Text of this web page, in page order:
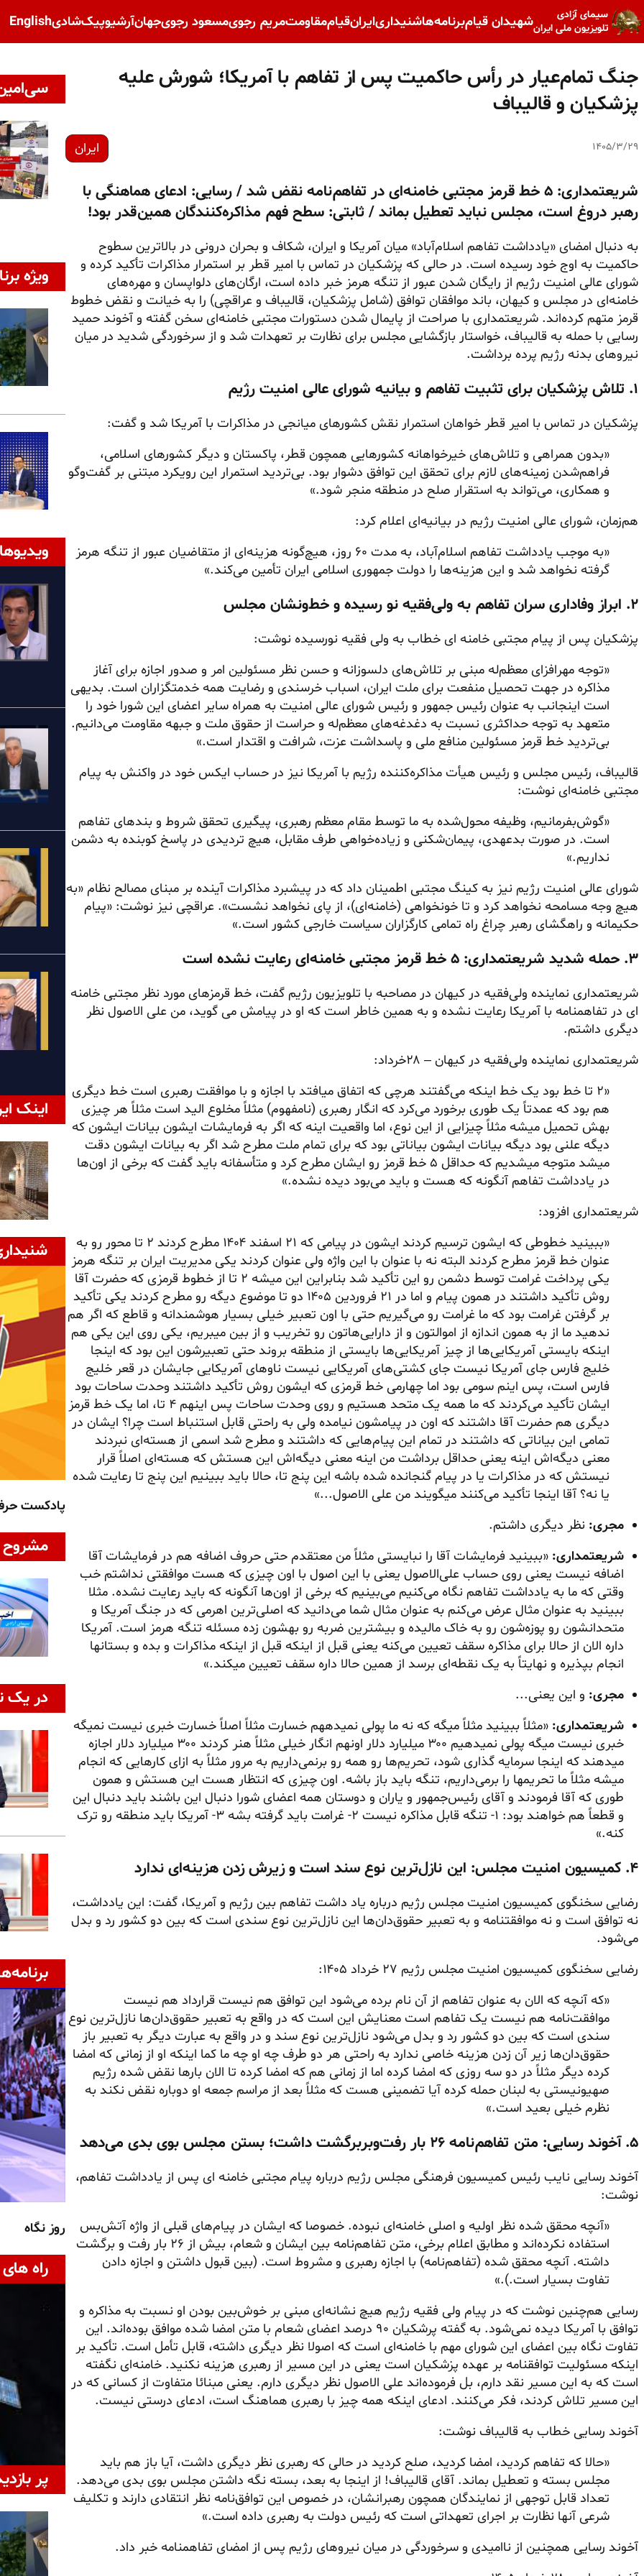
سیمای آزادی
تلویزیون ملی ایرانشهیدان قیامبرنامه‌هاشنیداریایرانقیاممقاومتمریم رجویمسعود رجویجهانآرشیوپیک‌شادیEnglish
جنگ تمام‌عیار در رأس حاکمیت پس از تفاهم با آمریکا؛ شورش علیه
پزشکیان و قالیباف
۱۴۰۵/۳/۲۹ ایران
شریعتمداری: ۵ خط قرمز مجتبی خامنه‌ای در تفاهم‌نامه نقض شد / رسایی: ادعای هماهنگی با
رهبر دروغ است، مجلس نباید تعطیل بماند / ثابتی: سطح فهم مذاکره‌کنندگان همین‌قدر بود!
به دنبال امضای «یادداشت تفاهم اسلام‌آباد» میان آمریکا و ایران، شکاف و بحران درونی در بالاترین سطوح
حاکمیت به اوج خود رسیده است. در حالی که پزشکیان در تماس با امیر قطر بر استمرار مذاکرات تأکید کرده و
شورای عالی امنیت رژیم از رایگان شدن عبور از تنگه هرمز خبر داده است، ارگان‌های دلواپسان و مهره‌های
خامنه‌ای در مجلس و کیهان، باند موافقان توافق (شامل پزشکیان، قالیباف و عراقچی) را به خیانت و نقض خطوط
قرمز متهم کرده‌اند. شریعتمداری با صراحت از پایمال شدن دستورات مجتبی خامنه‌ای سخن گفته و آخوند حمید
رسایی با حمله به قالیباف، خواستار بازگشایی مجلس برای نظارت بر تعهدات شد و از سرخوردگی شدید در میان
نیروهای بدنه رژیم پرده برداشت.
۱. تلاش پزشکیان برای تثبیت تفاهم و بیانیه شورای عالی امنیت رژیم
پزشکیان در تماس با امیر قطر خواهان استمرار نقش کشورهای میانجی در مذاکرات با آمریکا شد و گفت:
«بدون همراهی و تلاش‌های خیرخواهانه کشورهایی همچون قطر، پاکستان و دیگر کشورهای اسلامی،
فراهم‌شدن زمینه‌های لازم برای تحقق این توافق دشوار بود. بی‌تردید استمرار این رویکرد مبتنی بر گفت‌وگو
و همکاری، می‌تواند به استقرار صلح در منطقه منجر شود.»
هم‌زمان، شورای عالی امنیت رژیم در بیانیه‌ای اعلام کرد:
«به موجب یادداشت تفاهم اسلام‌آباد، به مدت ۶۰ روز، هیچ‌گونه هزینه‌ای از متقاضیان عبور از تنگه هرمز
گرفته نخواهد شد و این هزینه‌ها را دولت جمهوری اسلامی ایران تأمین می‌کند.»
۲. ابراز وفاداری سران تفاهم به ولی‌فقیه نو رسیده و خط‌ونشان مجلس
پزشکیان پس از پیام مجتبی خامنه ای خطاب به ولی فقیه نورسیده نوشت:
«توجه مهرافزای معظم‌له مبنی بر تلاش‌های دلسوزانه و حسن نظر مسئولین امر و صدور اجازه برای آغاز
مذاکره در جهت تحصیل منفعت برای ملت ایران، اسباب خرسندی و رضایت همه خدمتگزاران است. بدیهی
است اینجانب به عنوان رئیس جمهور و رئیس شورای عالی امنیت به همراه سایر اعضای این شورا خود را
متعهد به توجه حداکثری نسبت به دغدغه‌های معظم‌له و حراست از حقوق ملت و جبهه مقاومت می‌دانیم.
بی‌تردید خط قرمز مسئولین منافع ملی و پاسداشت عزت، شرافت و اقتدار است.»
قالیباف، رئیس مجلس و رئیس هیأت مذاکره‌کننده رژیم با آمریکا نیز در حساب ایکس خود در واکنش به پیام
مجتبی خامنه‌ای نوشت:
«گوش‌بفرمانیم، وظیفه محول‌شده به ما توسط مقام معظم رهبری، پیگیری تحقق شروط و بندهای تفاهم
است. در صورت بدعهدی، پیمان‌شکنی و زیاده‌خواهی طرف مقابل، هیچ تردیدی در پاسخ کوبنده به دشمن
نداریم.»
شورای عالی امنیت رژیم نیز به کینگ مجتبی اطمینان داد که در پیشبرد مذاکرات آینده بر مبنای مصالح نظام «به
هیچ وجه مسامحه نخواهد کرد و تا خونخواهی (خامنه‌ای)، از پای نخواهد نشست». عراقچی نیز نوشت: «پیام
حکیمانه و راهگشای رهبر چراغ راه تمامی کارگزاران سیاست خارجی کشور است.»
۳. حمله شدید شریعتمداری: ۵ خط قرمز مجتبی خامنه‌ای رعایت نشده است
شریعتمداری نماینده ولی‌فقیه در کیهان در مصاحبه با تلویزیون رژیم گفت، خط قرمزهای مورد نظر مجتبی خامنه
ای در تفاهمنامه با آمریکا رعایت نشده و به همین خاطر است که او در پیامش می گوید، من علی الاصول نظر
دیگری داشتم.
شریعتمداری نماینده ولی‌فقیه در کیهان – ۲۸خرداد:
«۲ تا خط بود یک خط اینکه می‌گفتند هرچی که اتفاق میافتد با اجازه و با موافقت رهبری است خط دیگری
هم بود که عمدتاً یک طوری برخورد می‌کرد که انگار رهبری (نامفهوم) مثلاً مخلوع الید است مثلاً هر چیزی
بهش تحمیل میشه مثلاً چیزایی از این نوع، اما واقعیت اینه که اگر به فرمایشات ایشون بیانات ایشون که
دیگه علنی بود دیگه بیانات ایشون بیاناتی بود که برای تمام ملت مطرح شد اگر به بیانات ایشون دقت
میشد متوجه میشدیم که حداقل ۵ خط قرمز رو ایشان مطرح کرد و متأسفانه باید گفت که برخی از اون‌ها
در یادداشت تفاهم آنگونه که هست و باید می‌بود دیده نشده.»
شریعتمداری افزود:
«ببینید خطوطی که ایشون ترسیم کردند ایشون در پیامی که ۲۱ اسفند ۱۴۰۴ مطرح کردند ۲ تا محور رو به
عنوان خط قرمز مطرح کردند البته نه با عنوان با این واژه ولی عنوان کردند یکی مدیریت ایران بر تنگه هرمز
یکی پرداخت غرامت توسط دشمن رو این تأکید شد بنابراین این میشه ۲ تا از خطوط قرمزی که حضرت آقا
روش تأکید داشتند در همون پیام و اما در ۲۱ فروردین ۱۴۰۵ دو تا موضوع دیگه رو مطرح کردند یکی تأکید
بر گرفتن غرامت بود که ما غرامت رو می‌گیریم حتی با اون تعبیر خیلی بسیار هوشمندانه و قاطع که اگر هم
ندهید ما از به همون اندازه از اموالتون و از دارایی‌هاتون رو تخریب و از بین میبریم، یکی روی این یکی هم
اینکه بایستی آمریکایی‌ها از چیز آمریکایی‌ها بایستی از منطقه بروند حتی تعبیرشون این بود که اینجا
خلیج فارس جای آمریکا نیست جای کشتی‌های آمریکایی نیست ناوهای آمریکایی جایشان در قعر خلیج
فارس است، پس اینم سومی بود اما چهارمی خط قرمزی که ایشون روش تأکید داشتند وحدت ساحات بود
ایشان تأکید می‌کردند که ما همه یک متحد هستیم و روی وحدت ساحات پس اینهم ۴ تا، اما یک خط قرمز
دیگری هم حضرت آقا داشتند که اون در پیامشون نیامده ولی به راحتی قابل استنباط است چرا؟ ایشان در
تمامی این بیاناتی که داشتند در تمام این پیام‌هایی که داشتند و مطرح شد اسمی از هسته‌ای نبردند
معنی دیگه‌اش اینه یعنی حداقل برداشت من اینه معنی دیگه‌اش این هستش که هسته‌ای اصلاً قرار
نیستش که در مذاکرات یا در پیام گنجانده شده باشه این پنج تا، حالا باید ببینیم این پنج تا رعایت شده
یا نه؟ آقا اینجا تأکید می‌کنند میگویند من علی الاصول...»
مجری: نظر دیگری داشتم.
شریعتمداری: «ببینید فرمایشات آقا را نبایستی مثلاً من معتقدم حتی حروف اضافه هم در فرمایشات آقا
اضافه نیست یعنی روی حساب علی‌الاصول یعنی با این اصول با اون چیزی که هست موافقتی نداشتم خب
وقتی که ما به یادداشت تفاهم نگاه می‌کنیم می‌بینیم که برخی از اون‌ها آنگونه که باید رعایت نشده. مثلا
ببینید به عنوان مثال عرض می‌کنم به عنوان مثال شما می‌دانید که اصلی‌ترین اهرمی که در جنگ آمریکا و
متحدانشون رو پوزه‌شون رو به خاک مالیده و بیشترین ضربه رو بهشون زده مسئله تنگه هرمز است. آمریکا
داره الان از حالا برای مذاکره سقف تعیین می‌کنه یعنی قبل از اینکه قبل از اینکه مذاکرات و بده و بستانها
انجام بپذیره و نهایتاً به یک نقطه‌ای برسد از همین حالا داره سقف‌ تعیین میکند.»
مجری: و این یعنی...
شریعتمداری: «مثلاً ببینید مثلاً میگه که نه ما پولی نمیدههم خسارت مثلاً اصلاً خسارت خبری نیست نمیگه
خبری نیست میگه پولی نمیدهیم ۳۰۰ میلیارد دلار اونهم انگار خیلی مثلاً هنر کردند ۳۰۰ میلیارد دلار اجازه
میدهند که اینجا سرمایه گذاری شود، تحریم‌ها رو همه رو برنمی‌داریم به مرور مثلاً به ازای کارهایی که انجام
میشه مثلاً ما تحریمها را برمی‌داریم، تنگه باید باز باشه. اون چیزی که انتظار هست این هستش و همون
طوری که آقا فرمودند و آقای رئیس‌جمهور و یاران و دوستان همه اعضای شورا دنبال این باشند باید دنبال این
و قطعاً هم خواهند بود: ۱- تنگه قابل مذاکره نیست ۲- غرامت باید گرفته بشه ۳- آمریکا باید منطقه رو ترک
کنه.»
۴. کمیسیون امنیت مجلس: این نازل‌ترین نوع سند است و زیرش زدن هزینه‌ای ندارد
رضایی سخنگوی کمیسیون امنیت مجلس رژیم درباره یاد داشت تفاهم بین رژیم و آمریکا، گفت: این یادداشت،
نه توافق است و نه موافقتنامه و به تعبیر حقوق‌دان‌ها این نازل‌ترین نوع سندی است که بین دو کشور رد و بدل
می‌شود.
رضایی سخنگوی کمیسیون امنیت مجلس رژیم ۲۷ خرداد ۱۴۰۵:
«که آنچه که الان به عنوان تفاهم از آن نام برده می‌شود این توافق هم نیست قرارداد هم نیست
موافقت‌نامه هم نیست یک تفاهم است معنایش این است که در واقع به تعبیر حقوق‌دان‌ها نازل‌ترین نوع
سندی است که بین دو کشور رد و بدل می‌شود نازل‌ترین نوع سند و در واقع به عبارت دیگر به تعبیر باز
حقوق‌دان‌ها زیر آن زدن هزینه خاصی ندارد به راحتی هر دو طرف چه او چه ما کما اینکه او از زمانی که امضا
کرده دیگر مثلاً در دو سه روزی که امضا کرده اما از زمانی هم که امضا کرده تا الان بارها نقض شده رژیم
صهیونیستی به لبنان حمله کرده آیا تضمینی هست که مثلاً بعد از مراسم جمعه او دوباره نقض نکند به
نظرم خیلی بعید است.»
۵. آخوند رسایی: متن تفاهم‌نامه ۲۶ بار رفت‌وبربرگشت داشت؛ بستن مجلس بوی بدی می‌دهد
‌آخوند رسایی نایب رئیس کمیسیون فرهنگی مجلس رژیم درباره پیام مجتبی خامنه ای پس از یادداشت تفاهم،
نوشت:
«آنچه محقق شده نظر اولیه و اصلی خامنه‌ای نبوده. خصوصا که ایشان در پیام‌های قبلی از واژه آتش‌بس
استفاده نکرده‌اند و مطابق اعلام برخی، متن تفاهم‌نامه بین ایشان و شعام، بیش از ۲۶ بار رفت و برگشت
داشته. آنچه محقق شده (تفاهم‌نامه) با اجازه رهبری و مشروط است. (بین قبول داشتن و اجازه دادن
تفاوت بسیار است.).»
رسایی هم‌چنین نوشت که در پیام ولی فقیه رژیم هیچ نشانه‌ای مبنی بر خوش‌بین بودن او نسبت به مذاکره و
توافق با آمریکا دیده نمی‌شود. به گفته پرشکیان ۹۰ درصد اعضای شعام با متن امضا شده موافق بوده‌اند. این
تفاوت نگاه بین اعضای این شورای مهم با خامنه‌ای است که اصولا نظر دیگری داشته، قابل تأمل است. تأکید بر
اینکه مسئولیت توافقنامه بر عهده پزشکیان است یعنی در این مسیر از رهبری هزینه نکنید. خامنه‌ای نگفته
است که به این مسیر نقد دارم، بل فرموده‌اند علی الاصول نظر دیگری دارم. یعنی مبنائا متفاوت از کسانی که در
این مسیر تلاش کردند، فکر می‌کنند. ادعای اینکه همه چیز با رهبری هماهنگ است، ادعای درستی نیست.
آخوند رسایی خطاب به قالیباف نوشت:
«حالا که تفاهم کردید، امضا کردید، صلح کردید در حالی که رهبری نظر دیگری داشت، آیا باز هم باید
مجلس بسته و تعطیل بماند. آقای قالیباف! از اینجا به بعد، بسته نگه داشتن مجلس بوی بدی می‌دهد.
تعداد قابل توجهی از نمایندگان همچون رهبرانشان، در خصوص این توافق‌نامه نظر انتقادی دارند و تکلیف
شرعی آنها نظارت بر اجرای تعهداتی است که رئیس دولت به رهبری داده است.»
آخوند رسایی همچنین از ناامیدی و سرخوردگی در میان نیروهای رژیم پس از امضای تفاهمنامه خبر داد.
ویژه
اینک
پادکست
مشروح
در یک
روز نگاه
راه
پر